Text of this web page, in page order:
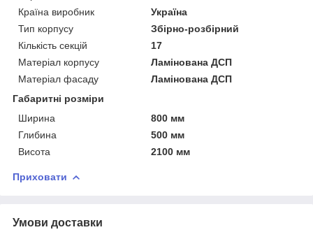
Країна виробник
Україна
Тип корпусу
Збірно-розбірний
Кількість секцій
17
Матеріал корпусу
Ламінована ДСП
Матеріал фасаду
Ламінована ДСП
Габаритні розміри
Ширина
800 мм
Глибина
500 мм
Висота
2100 мм
Приховати
Умови доставки